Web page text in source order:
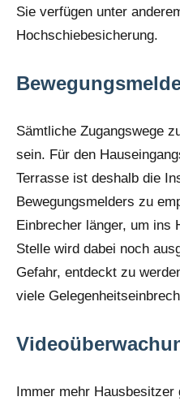
Sie verfügen unter
Hochschiebesicherung.
Sämtliche Zugangswege
sein. Für den
Terrasse ist deshalb die
Bewegungsmelders zu
Einbrecher länger, um ins
Stelle wird dabei noch
Gefahr, entdeckt zu
viele
Immer mehr Hausbesitzer